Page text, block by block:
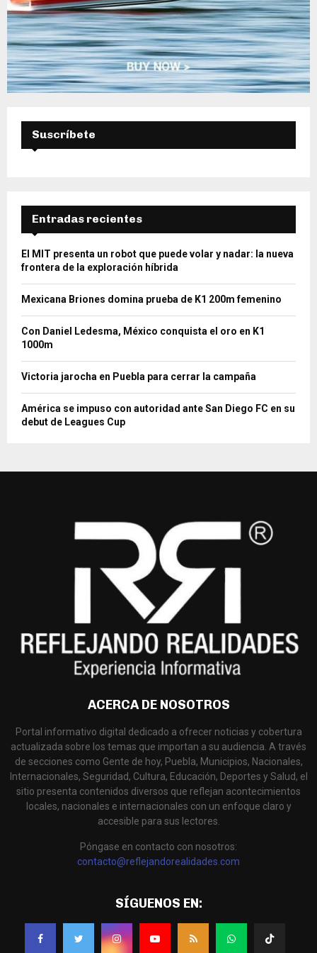
Suscríbete
Entradas recientes
El MIT presenta un robot que puede volar y nadar: la nueva
frontera de la exploración híbrida
Mexicana Briones domina prueba de K1 200m femenino
Con Daniel Ledesma, México conquista el oro en K1
1000m
Victoria jarocha en Puebla para cerrar la campaña
América se impuso con autoridad ante San Diego FC en su
debut de Leagues Cup
ACERCA DE NOSOTROS
Portal informativo digital dedicado a ofrecer noticias y cobertura
actualizada sobre los temas que importan a su audiencia. A través
de secciones como Gente de hoy, Puebla, Municipios, Nacionales,
Internacionales, Seguridad, Cultura, Educación, Deportes y Salud, el
sitio presenta contenidos diversos que reflejan acontecimientos
locales, nacionales e internacionales con un enfoque claro y
accesible para sus lectores.
Póngase en contacto con nosotros:
contacto@reflejandorealidades.com
SÍGUENOS EN: